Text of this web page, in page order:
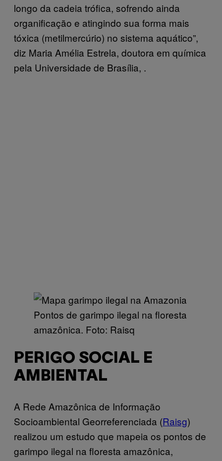
longo da cadeia trófica, sofrendo ainda
organificação e atingindo sua forma mais
tóxica (metilmercúrio) no sistema aquático”,
diz Maria Amélia Estrela, doutora em química
pela Universidade de Brasília, .
Pontos de garimpo ilegal na floresta
amazônica. Foto: Raisq
PERIGO SOCIAL E
AMBIENTAL
A Rede Amazônica de Informação
Socioambiental Georreferenciada (Raisg)
realizou um estudo que mapeia os pontos de
garimpo ilegal na floresta amazônica,